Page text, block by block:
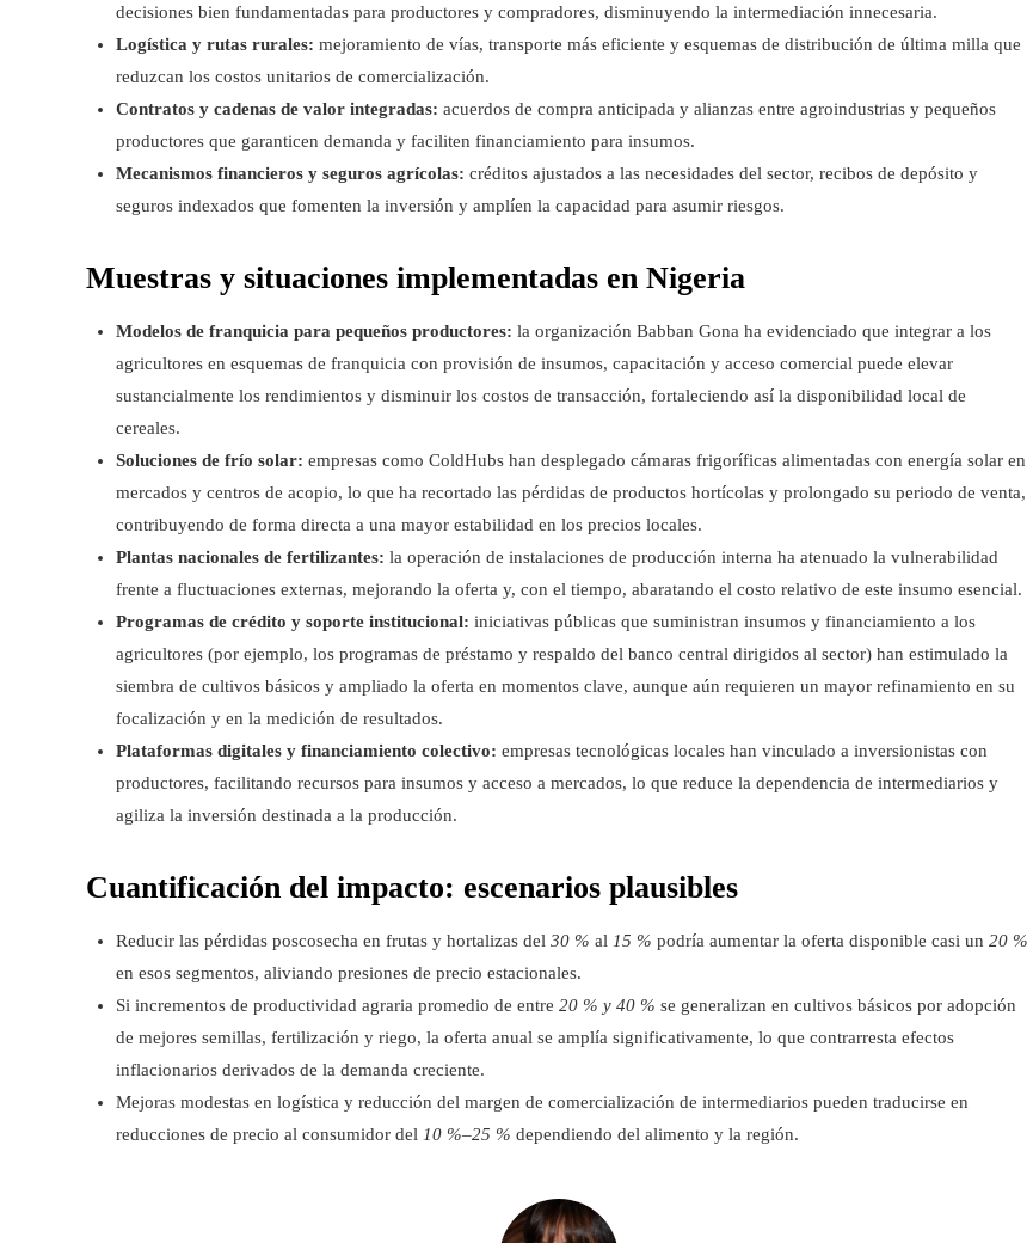
decisiones bien fundamentadas para productores y compradores, disminuyendo la intermediación innecesaria.
Logística y rutas rurales: mejoramiento de vías, transporte más eficiente y esquemas de distribución de última milla que
reduzcan los costos unitarios de comercialización.
Contratos y cadenas de valor integradas: acuerdos de compra anticipada y alianzas entre agroindustrias y pequeños
productores que garanticen demanda y faciliten financiamiento para insumos.
Mecanismos financieros y seguros agrícolas: créditos ajustados a las necesidades del sector, recibos de depósito y
seguros indexados que fomenten la inversión y amplíen la capacidad para asumir riesgos.
Muestras y situaciones implementadas en Nigeria
Modelos de franquicia para pequeños productores: la organización Babban Gona ha evidenciado que integrar a los
agricultores en esquemas de franquicia con provisión de insumos, capacitación y acceso comercial puede elevar
sustancialmente los rendimientos y disminuir los costos de transacción, fortaleciendo así la disponibilidad local de
cereales.
Soluciones de frío solar: empresas como ColdHubs han desplegado cámaras frigoríficas alimentadas con energía solar en
mercados y centros de acopio, lo que ha recortado las pérdidas de productos hortícolas y prolongado su periodo de venta,
contribuyendo de forma directa a una mayor estabilidad en los precios locales.
Plantas nacionales de fertilizantes: la operación de instalaciones de producción interna ha atenuado la vulnerabilidad
frente a fluctuaciones externas, mejorando la oferta y, con el tiempo, abaratando el costo relativo de este insumo esencial.
Programas de crédito y soporte institucional: iniciativas públicas que suministran insumos y financiamiento a los
agricultores (por ejemplo, los programas de préstamo y respaldo del banco central dirigidos al sector) han estimulado la
siembra de cultivos básicos y ampliado la oferta en momentos clave, aunque aún requieren un mayor refinamiento en su
focalización y en la medición de resultados.
Plataformas digitales y financiamiento colectivo: empresas tecnológicas locales han vinculado a inversionistas con
productores, facilitando recursos para insumos y acceso a mercados, lo que reduce la dependencia de intermediarios y
agiliza la inversión destinada a la producción.
Cuantificación del impacto: escenarios plausibles
Reducir las pérdidas poscosecha en frutas y hortalizas del 30 % al 15 % podría aumentar la oferta disponible casi un 20 %
en esos segmentos, aliviando presiones de precio estacionales.
Si incrementos de productividad agraria promedio de entre 20 % y 40 % se generalizan en cultivos básicos por adopción
de mejores semillas, fertilización y riego, la oferta anual se amplía significativamente, lo que contrarresta efectos
inflacionarios derivados de la demanda creciente.
Mejoras modestas en logística y reducción del margen de comercialización de intermediarios pueden traducirse en
reducciones de precio al consumidor del 10 %–25 % dependiendo del alimento y la región.